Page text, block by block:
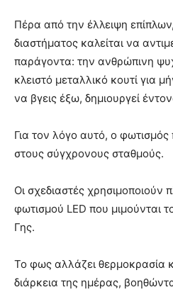
Πέρα από την έλλειψη
διαστήματος καλείται να
παράγοντα: την ανθρώπινη
κλειστό μεταλλικό κουτί για
να βγεις έξω, δημιουργεί
Για τον λόγο αυτό, ο φωτισμός
στους σύγχρονους σταθμούς.
Οι σχεδιαστές χρησιμοποιούν
φωτισμού LED που μιμούνται
Γης.
Το φως αλλάζει θερμοκρασία
διάρκεια της ημέρας,